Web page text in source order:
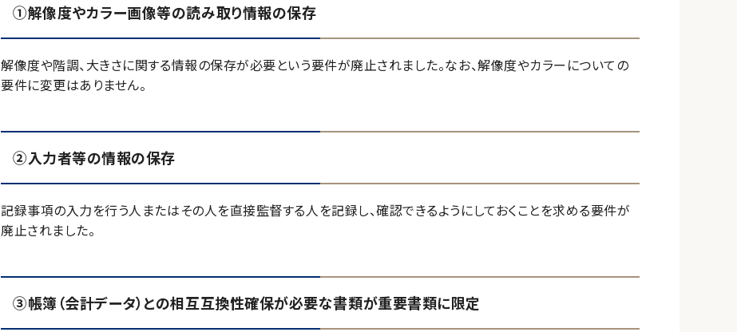
①解像度やカラー画像等の読み取り情報の保存
解像度や階調、大きさに関する情報の保存が必要という要件が廃止されました。なお、解像度やカラーについての
要件に変更はありません。
②入力者等の情報の保存
記録事項の入力を行う人またはその人を直接監督する人を記録し、確認できるようにしておくことを求める要件が
廃止されました。
③帳簿（会計データ）との相互互換性確保が必要な書類が重要書類に限定